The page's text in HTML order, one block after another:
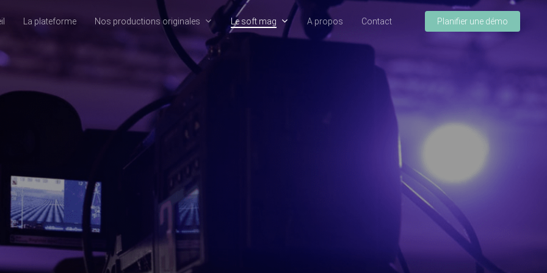
La plateforme Nos productions originales Le soft mag A propos Contact Planifier une démo